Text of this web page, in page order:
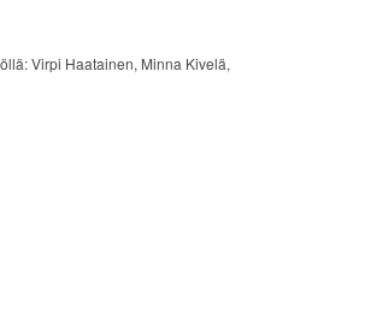
Virpi Haatainen, Minna Kivelä,